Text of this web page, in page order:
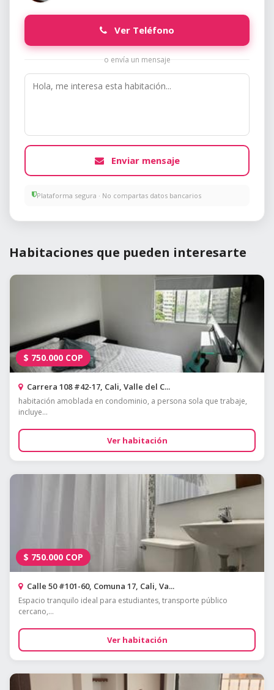
Ver Teléfono
o envía un mensaje
Enviar mensaje
Plataforma segura · No compartas datos bancarios
Habitaciones que pueden interesarte
$ 750.000 COP
Carrera 108 #42-17, Cali, Valle del C...
habitación amoblada en condominio, a persona sola que trabaje,
incluye...
Ver habitación
$ 750.000 COP
Calle 50 #101-60, Comuna 17, Cali, Va...
Espacio tranquilo ideal para estudiantes, transporte público
cercano,...
Ver habitación